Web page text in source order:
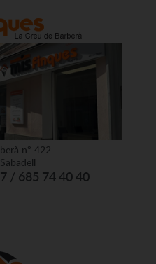
nº 422
/ 685 74 40 40